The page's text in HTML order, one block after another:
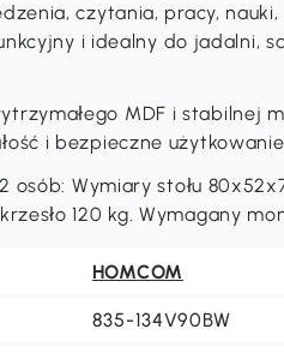
czytania, pracy,
i idealny do jadalni,
MDF i stabilnej
i bezpieczne
osób: Wymiary stołu
120 kg. Wymagany
HOMCOM
835-134V90BW